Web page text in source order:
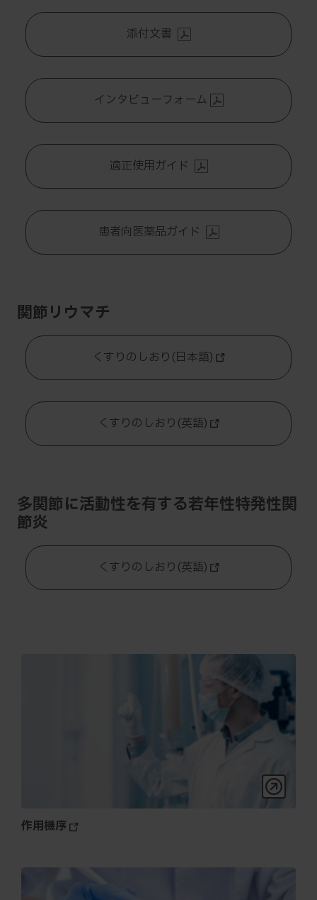
添付文書
インタビューフォーム
適正使用ガイド
患者向医薬品ガイド
関節リウマチ
くすりのしおり(日本語)
くすりのしおり(英語)
多関節に活動性を有する若年性特発性関
節炎
くすりのしおり(英語)
作用機序